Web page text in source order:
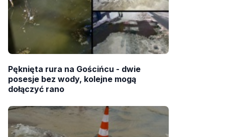
Pęknięta rura na Gościńcu - dwie
posesje bez wody, kolejne mogą
dołączyć rano